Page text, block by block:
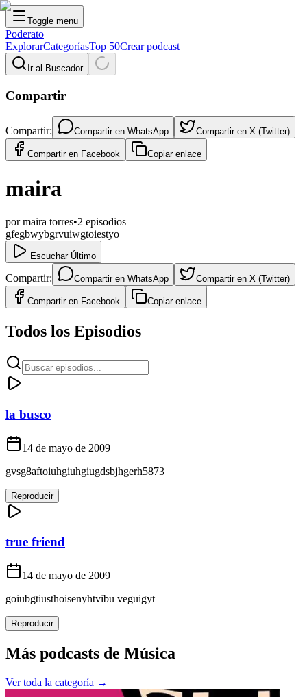
Toggle menu
Poderato
ExplorarCategoríasTop 50Crear podcast
Ir al Buscador
Compartir
Compartir: Compartir en WhatsApp Compartir en X (Twitter)
Compartir en Facebook Copiar enlace
maira
pormaira torres•2 episodios
gfegbwybgrvuiwgtoiestyo
Escuchar Último
Compartir: Compartir en WhatsApp Compartir en X (Twitter)
Compartir en Facebook Copiar enlace
Todos los Episodios
la busco
14 de mayo de 2009
gvsg8aftoiuhgiuhgiugdsbjhgerh5873
Reproducir
true friend
14 de mayo de 2009
goiubgtiusthoisenyhtvibu veguigyt
Reproducir
Más podcasts de Música
Ver toda la categoría →